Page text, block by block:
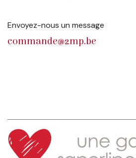
Envoyez-nous un message
commande@2mp.be